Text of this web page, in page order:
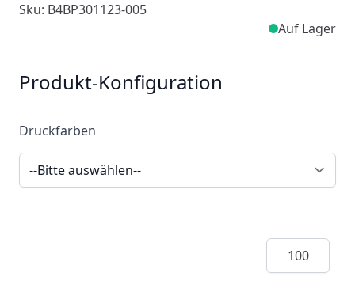
Sku: B4BP301123-005
Auf Lager
Produkt-Konfiguration
Druckfarben
Menge